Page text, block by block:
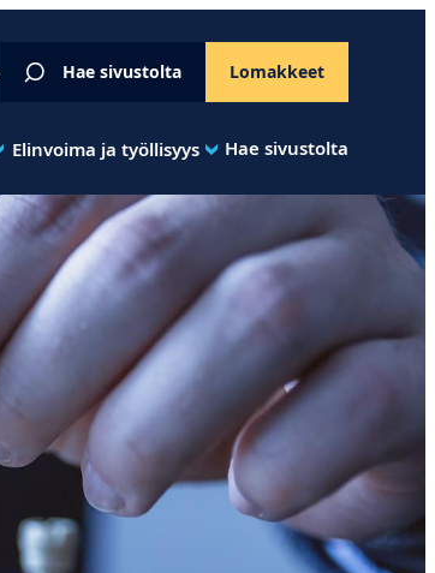
Hae sivustolta Lomakkeet
Elinvoima ja työllisyys Hae sivustolta